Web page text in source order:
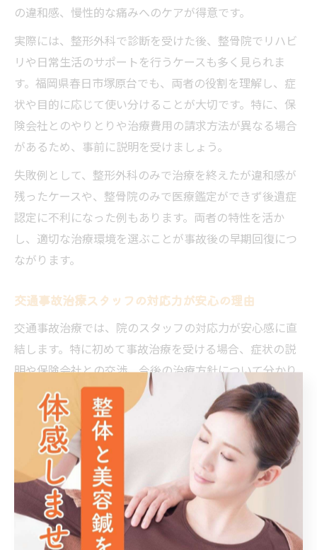
の違和感、慢性的な痛みへのケアが得意です。
実際には、整形外科で診断を受けた後、整骨院でリハビ
リや日常生活のサポートを行うケースも多く見られま
す。福岡県春日市塚原台でも、両者の役割を理解し、症
状や目的に応じて使い分けることが大切です。特に、保
険会社とのやりとりや治療費用の請求方法が異なる場合
があるため、事前に説明を受けましょう。
失敗例として、整形外科のみで治療を終えたが違和感が
残ったケースや、整骨院のみで医療鑑定ができず後遺症
認定に不利になった例もあります。両者の特性を活か
し、適切な治療環境を選ぶことが事故後の早期回復につ
ながります。
交通事故治療スタッフの対応力が安心の理由
交通事故治療では、院のスタッフの対応力が安心感に直
結します。特に初めて事故治療を受ける場合、症状の説
明や保険会社との交渉、今後の治療方針について分かり
やすくサポートしてもらえるかどうかが重要です。福岡
県春日市塚原台の交通事故治療院でも、スタッフの丁寧
なヒアリングやきめ細かなフォローが評価されていま
具体的には、事故の状況や体調の変化を細かく聞き取
り、必要に応じて医療機関や保険会社と連携を取ってく
れます。患者の不安や疑問に迅速に対応し、治療の進捗
や費用面の相談にも乗ってくれるため、安心して治療に